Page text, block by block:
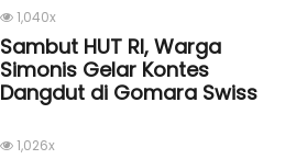
1,040x
Sambut HUT RI, Warga
Simonis Gelar Kontes
Dangdut di Gomara Swiss
1,026x